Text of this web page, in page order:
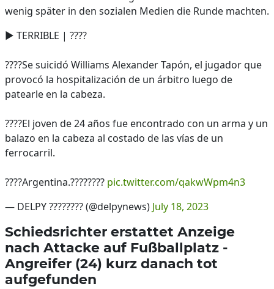
wenig später in den sozialen Medien die Runde machten.
▶️ TERRIBLE | ????
????Se suicidó Williams Alexander Tapón, el jugador que
provocó la hospitalización de un árbitro luego de
patearle en la cabeza.
????El joven de 24 años fue encontrado con un arma y un
balazo en la cabeza al costado de las vías de un
ferrocarril.
????Argentina.???????? pic.twitter.com/qakwWpm4n3
— DELPY ???????? (@delpynews) July 18, 2023
Schiedsrichter erstattet Anzeige
nach Attacke auf Fußballplatz -
Angreifer (24) kurz danach tot
aufgefunden